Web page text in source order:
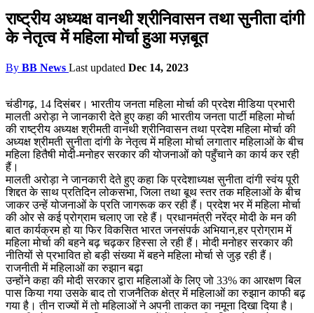
राष्ट्रीय अध्यक्ष वानथी श्रीनिवासन तथा सुनीता दांगी
के नेतृत्व में महिला मोर्चा हुआ मज़बूत
By BB News Last updated Dec 14, 2023
चंडीगढ़, 14 दिसंबर। भारतीय जनता महिला मोर्चा की प्रदेश मीडिया प्रभारी
मालती अरोड़ा ने जानकारी देते हुए कहा की भारतीय जनता पार्टी महिला मोर्चा
की राष्ट्रीय अध्यक्ष श्रीमती वानथी श्रीनिवासन तथा प्रदेश महिला मोर्चा की
अध्यक्ष श्रीमती सुनीता दांगी के नेतृत्व में महिला मोर्चा लगातार महिलाओं के बीच
महिला हितैषी मोदी-मनोहर सरकार की योजनाओं को पहुँचाने का कार्य कर रही
हैं।
मालती अरोड़ा ने जानकारी देते हुए कहा कि प्रदेशाध्यक्ष सुनीता दांगी स्वंय पूरी
शिद्दत के साथ प्रतिदिन लोकसभा, जिला तथा बूथ स्तर तक महिलाओं के बीच
जाकर उन्हें योजनाओं के प्रति जागरूक कर रही हैं। प्रदेश भर में महिला मोर्चा
की ओर से कई प्रोग्राम चलाए जा रहे हैं। प्रधानमंत्री नरेंद्र मोदी के मन की
बात कार्यक्रम हो या फिर विकसित भारत जनसंपर्क अभियान,हर प्रोग्राम में
महिला मोर्चा की बहने बढ़ चढ़कर हिस्सा ले रही हैं। मोदी मनोहर सरकार की
नीतियों से प्रभावित हो बड़ी संख्या में बहने महिला मोर्चा से जुड़ रही हैं।
राजनीती में महिलाओं का रुझान बढ़ा
उन्होंने कहा की मोदी सरकार द्वारा महिलाओं के लिए जो 33% का आरक्षण बिल
पास किया गया उसके बाद तो राजनैतिक क्षेत्र में महिलाओं का रुझान काफी बढ़
गया है। तीन राज्यों में तो महिलाओं ने अपनी ताकत का नमूना दिखा दिया है।